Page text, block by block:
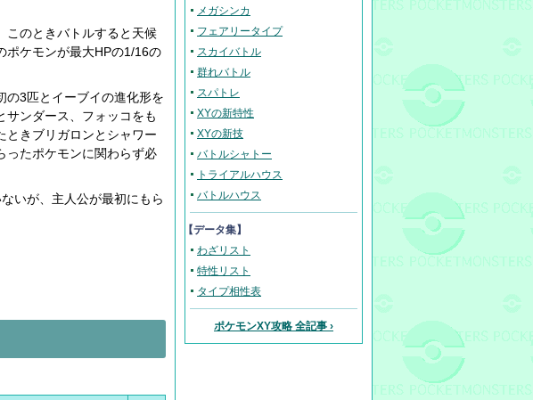
このときバトルすると天候
ポケモンが最大HPの1/16の
の3匹とイーブイの進化形を
サンダース、フォッコをも
ときブリガロンとシャワー
ったポケモンに関わらず必
いが、主人公が最初にもら
メガシンカ
フェアリータイプ
スカイバトル
群れバトル
スパトレ
XYの新特性
XYの新技
バトルシャトー
トライアルハウス
バトルハウス
【データ集】
わざリスト
特性リスト
タイプ相性表
ポケモンXY攻略 全記事 ›